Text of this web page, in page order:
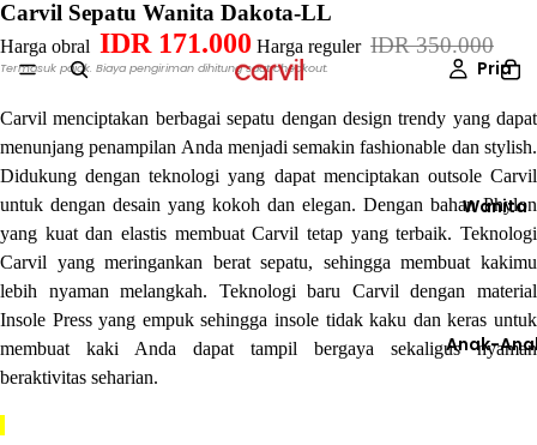
Pria
Wanita
Anak-
Carvil Sepatu Wanita Dakota-LL
Harga obral IDR 171.000 Harga reguler IDR 350.000
Termasuk pajak. Biaya pengiriman dihitung saat checkout.
Carvil menciptakan berbagai sepatu dengan design trendy yang dapat
menunjang penampilan Anda menjadi semakin fashionable dan stylish.
Didukung dengan teknologi yang dapat menciptakan outsole Carvil
untuk dengan desain yang kokoh dan elegan. Dengan bahan Phylon
yang kuat dan elastis membuat Carvil tetap yang terbaik. Teknologi
Carvil yang meringankan berat sepatu, sehingga membuat kakimu
lebih nyaman melangkah. Teknologi baru Carvil dengan material
Insole Press yang empuk sehingga insole tidak kaku dan keras untuk
membuat kaki Anda dapat tampil bergaya sekaligus nyaman
beraktivitas seharian.